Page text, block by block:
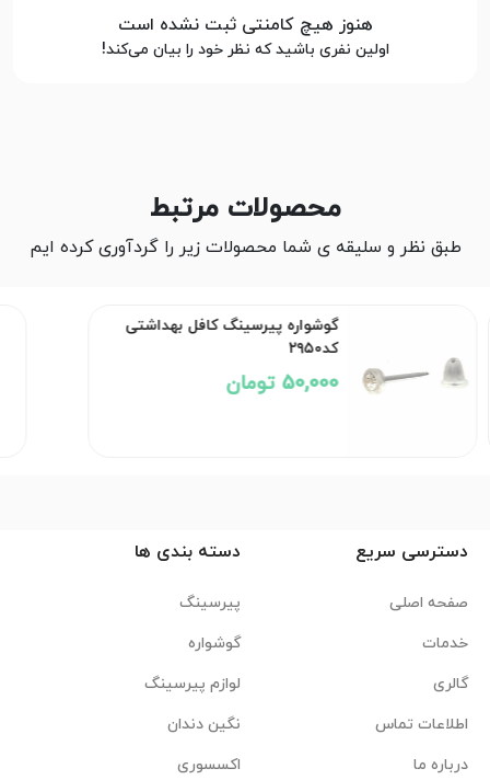
هنوز هیچ کامنتی ثبت نشده است
اولین نفری باشید که نظر خود را بیان می‌کند!
محصولات مرتبط
طبق نظر و سلیقه ی شما محصولات زیر را گردآوری کرده ایم
گوشواره پیرسینگ کافل بهداشتی
کد۲۹۵۰
50,000 تومان
دسترسی سریع
صفحه اصلی
خدمات
گالری
اطلاعات تماس
درباره ما
دسته بندی ها
پیرسینگ
گوشواره
لوازم پیرسینگ
نگین دندان
اکسسوری